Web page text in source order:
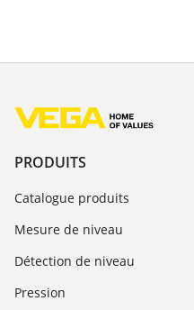
PRODUITS
Catalogue produits
Mesure de niveau
Détection de niveau
Pression